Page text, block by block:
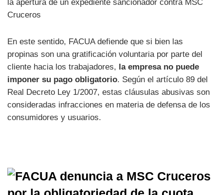
la apertura de un expediente sancionador contra MSC
Cruceros
En este sentido, FACUA defiende que si bien las
propinas son una gratificación voluntaria por parte del
cliente hacia los trabajadores, la empresa no puede
imponer su pago obligatorio. Según el artículo 89 del
Real Decreto Ley 1/2007, estas cláusulas abusivas son
consideradas infracciones en materia de defensa de los
consumidores y usuarios.